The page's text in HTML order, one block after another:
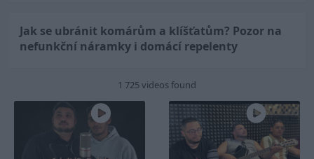
Jak se ubránit komárům a klíšťatům? Pozor na
nefunkční náramky i domácí repelenty
1 725 videos found